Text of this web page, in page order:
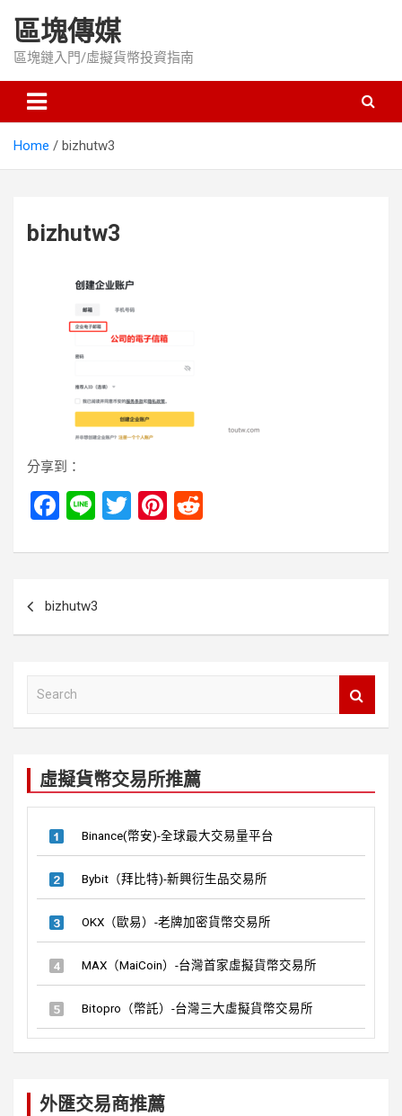
content
區塊傳媒
區塊鏈入門/虛擬貨幣投資指南
Home bizhutw3
bizhutw3
分享到：
F
ce
b
o
Li
e
T
tt
Pi
er d
bizhutw3
虛擬貨幣交易所推薦
Binance(幣安)-全球最大交易量平台
Bybit（拜比特)-新興衍生品交易所
OKX（歐易）-老牌加密貨幣交易所
MAX（MaiCoin）-台灣首家虛擬貨幣交易所
Bitopro（幣託）-台灣三大虛擬貨幣交易所
外匯交易商推薦